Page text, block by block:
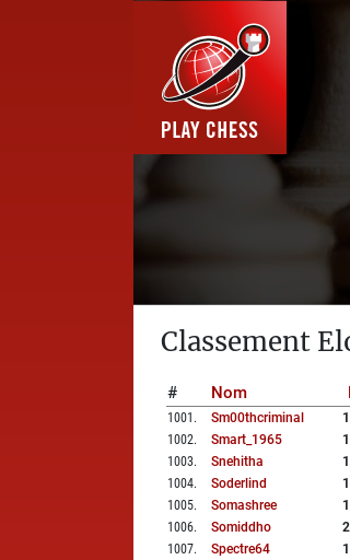
Classement
# Nom
1001 . Sm00thcriminal
1002. Smart_1965
1003. Snehitha
1004. Soderlind
1005. Somashree
1006. Somiddho
1007. Spectre64